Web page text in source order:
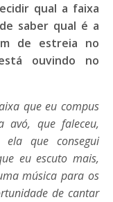
qual a faixa
saber qual é a
de estreia no
ouvindo no
que eu compus
avó, que faleceu,
que consegui
eu escuto mais,
música para os
de cantar